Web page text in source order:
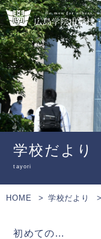
学校だより
tayori
HOME 学校だより
初めての…